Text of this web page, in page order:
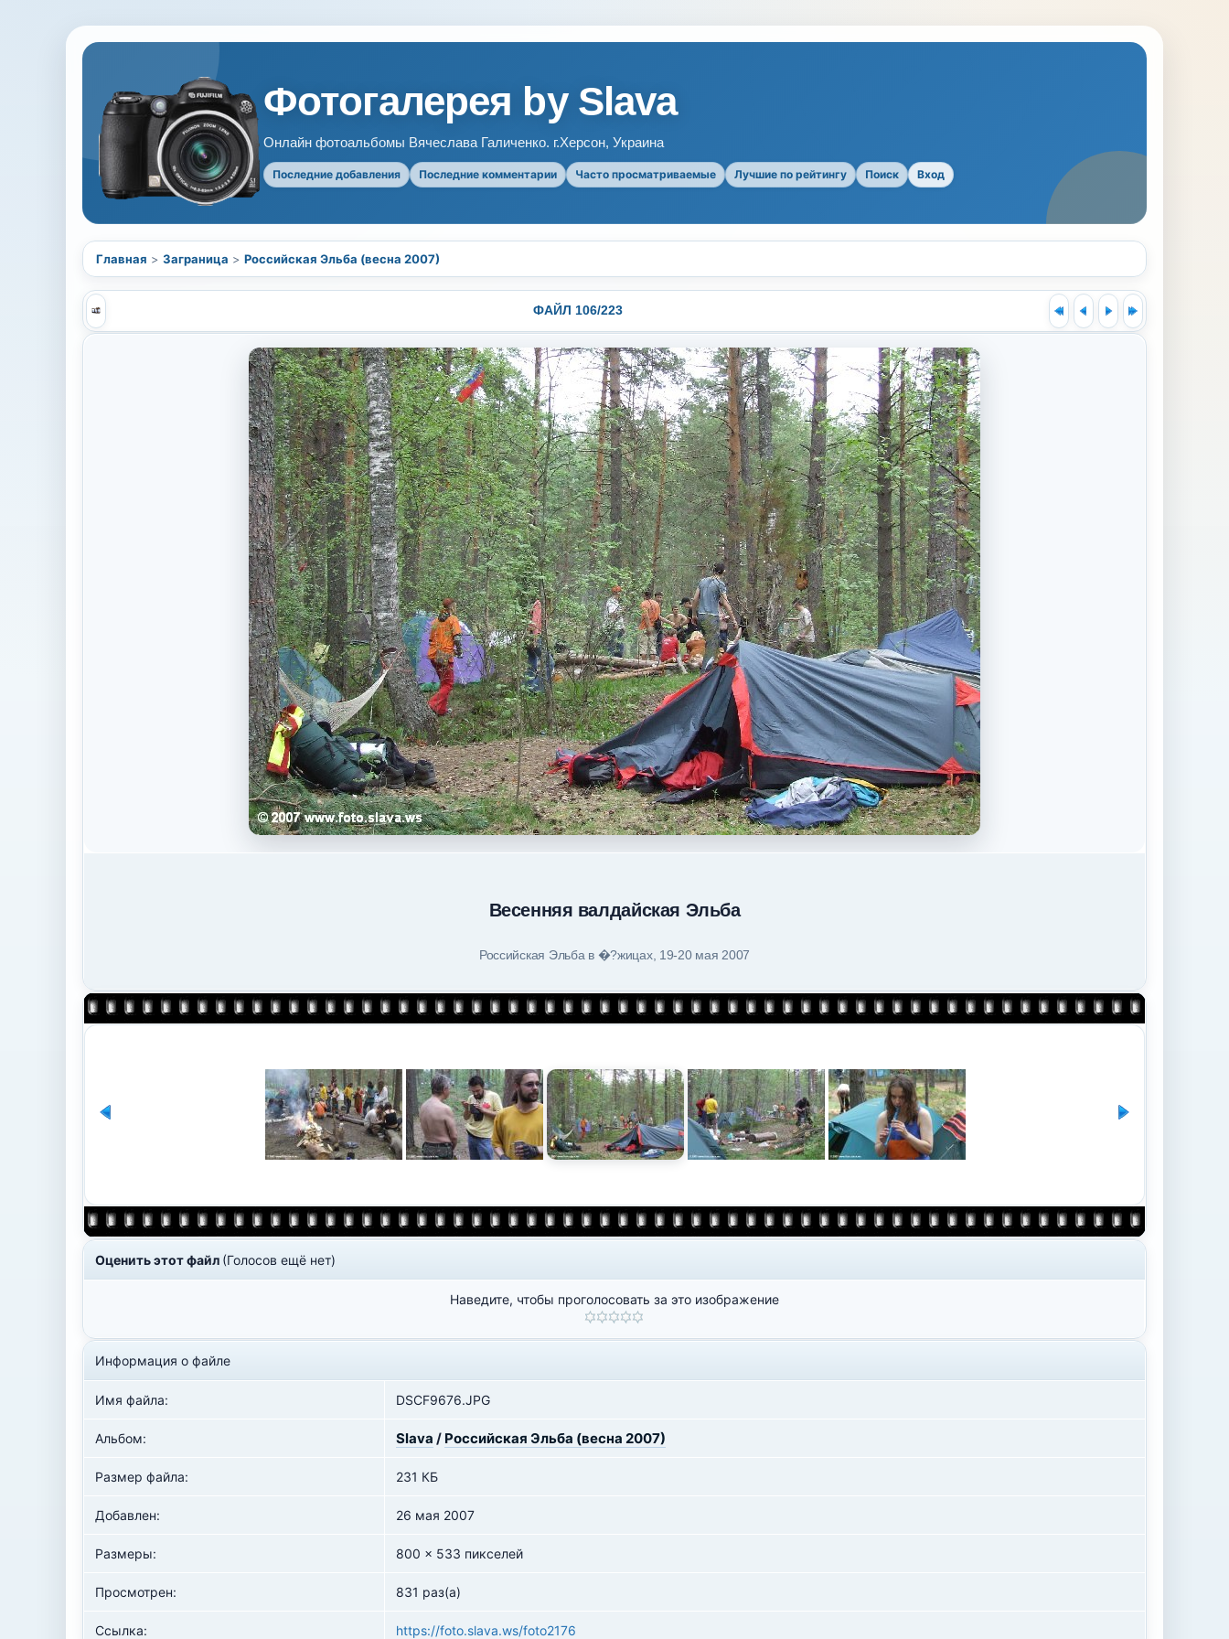
Фотогалерея by Slava
Онлайн фотоальбомы Вячеслава Галиченко. г.Херсон, Украина
Последние добавления Последние комментарии Часто просматриваемые Лучшие по рейтингу Поиск Вход
Главная > Заграница > Российская Эльба (весна 2007)
ФАЙЛ 106/223
Весенняя валдайская Эльба
Российская Эльба в �?жицах, 19-20 мая 2007
Оценить этот файл (Голосов ещё нет)
Наведите, чтобы проголосовать за это изображение
Информация о файле
Имя файла: DSCF9676.JPG
Альбом: Slava / Российская Эльба (весна 2007)
Размер файла: 231 КБ
Добавлен: 26 мая 2007
Размеры: 800 x 533 пикселей
Просмотрен: 831 раз(а)
Ссылка: https://foto.slava.ws/foto2176